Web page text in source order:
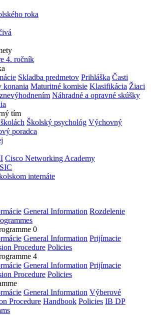
roka
4. ročník
Skladba predmetov Prihláška Časti
konania Maturitné komisie Klasifikácia Žiaci
Náhradné a opravné skúšky
tím
Školský psychológ Výchovný
poradca
Cisco Networking Academy
internáte
General Information Rozdelenie
0
General Information Prijímacie
Procedure Policies
4
General Information Prijímacie
Procedure Policies
General Information Výberové
Procedure Handbook Policies IB DP